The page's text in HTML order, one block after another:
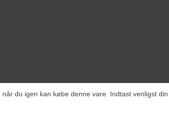
når du igen kan købe denne vare. Indtast venligst